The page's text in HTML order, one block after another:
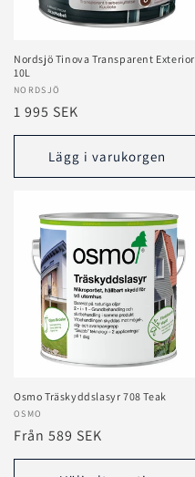
r
i
e
Nordsjö Tinova Transparent Exterior
10L
Säljare:
NORDSJÖ
Ordinarie
pris
1 995 SEK
Lägg i varukorgen
Osmo Träskyddslasyr 708 Teak
Säljare:
OSMO
Ordinarie
pris
Från 589 SEK